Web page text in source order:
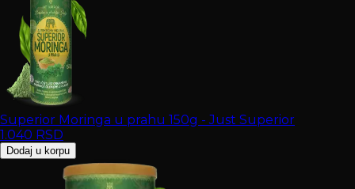
Superior Moringa u prahu 150g - Just Superior
1.040 RSD
Dodaj u korpu